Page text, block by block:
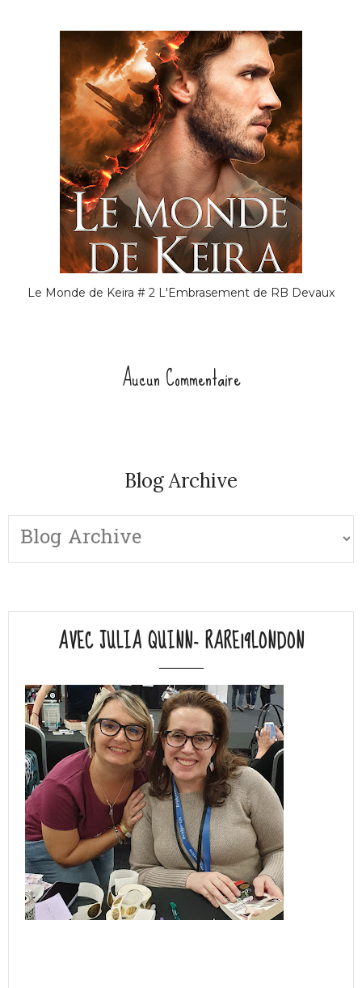
Le Monde de Keira # 2 L'Embrasement de RB Devaux
Aucun Commentaire
Blog Archive
AVEC JULIA QUINN- RARE19LONDON